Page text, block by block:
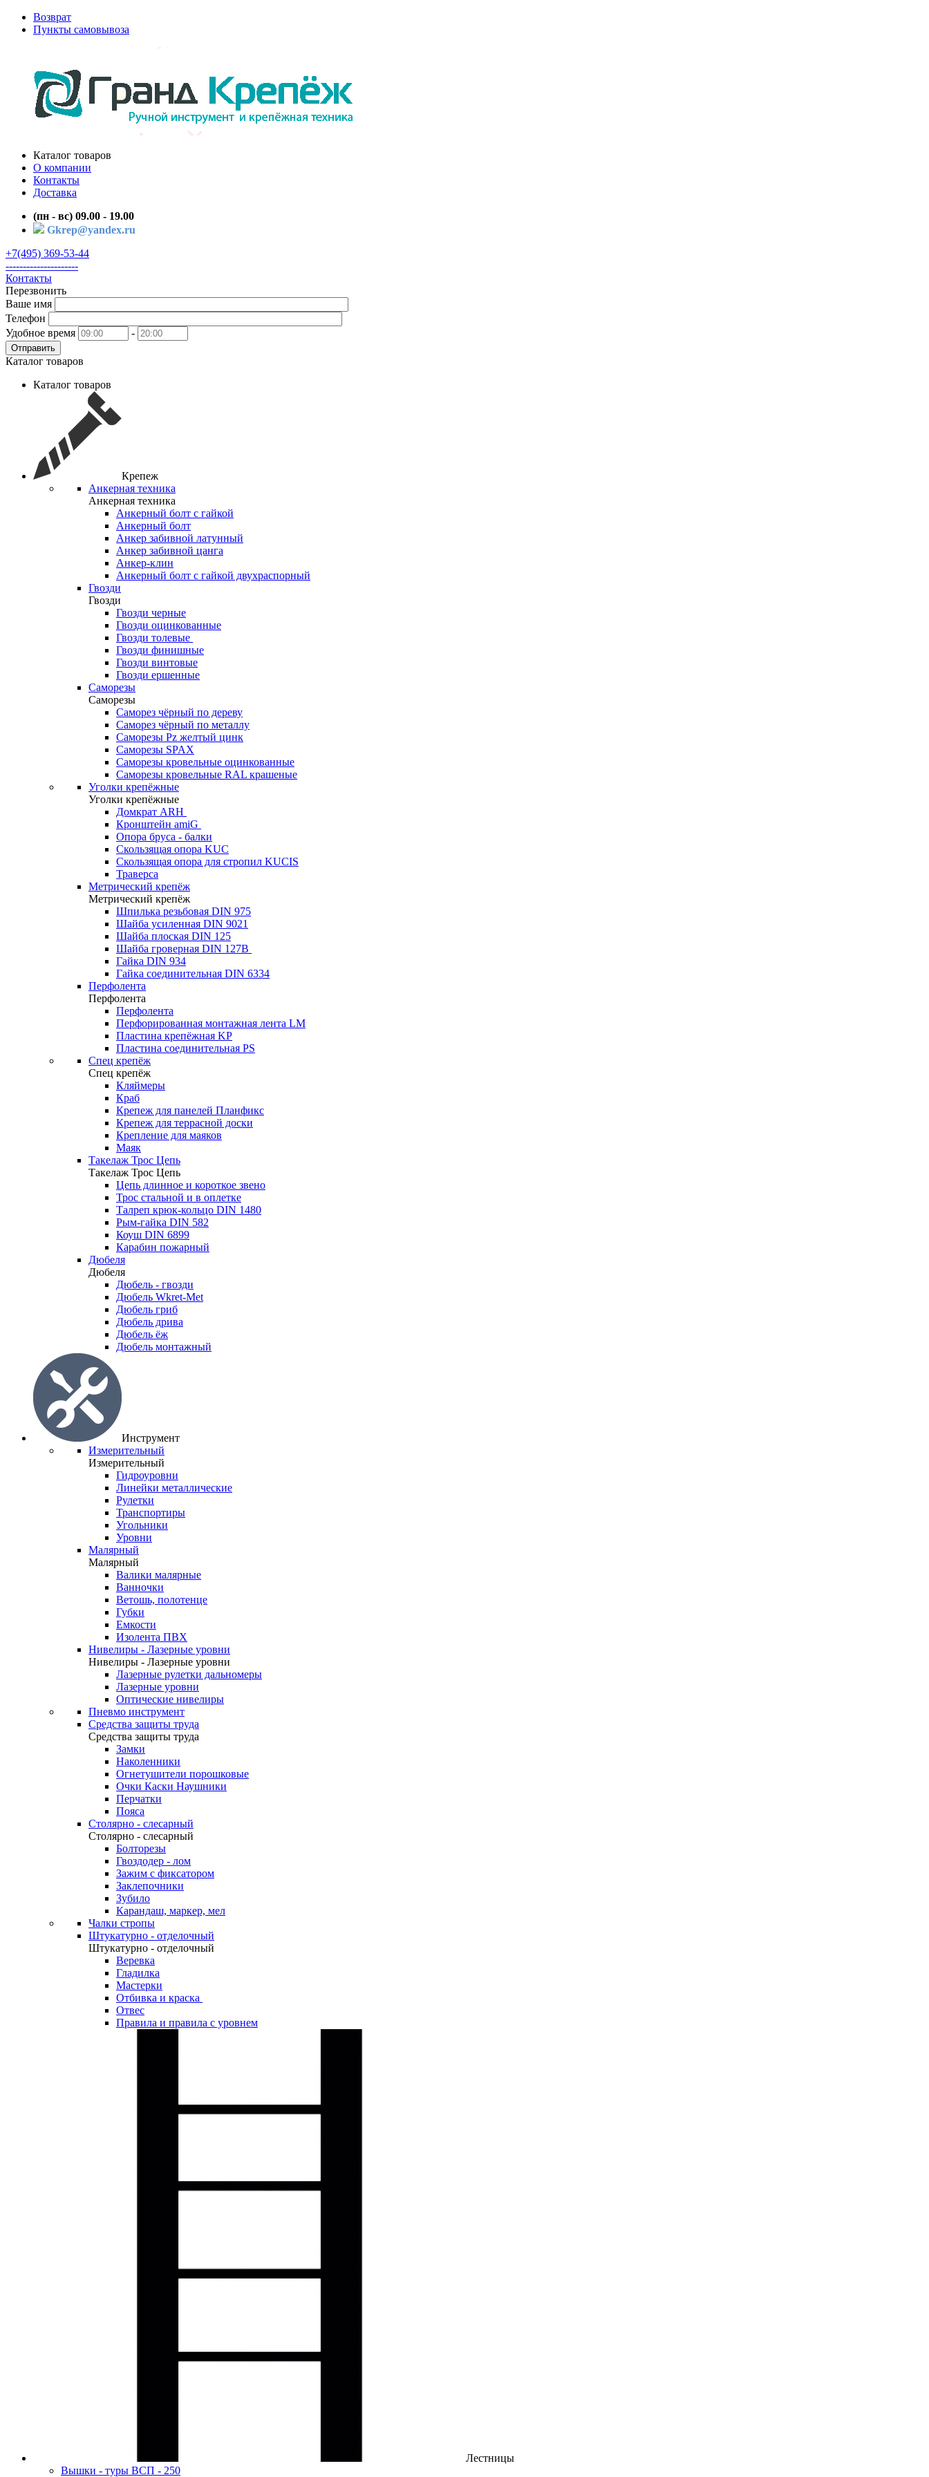
Возврат
Пункты самовывоза
Каталог товаров
О компании
Контакты
Доставка
(пн - вс) 09.00 - 19.00
Gkrep@yandex.ru
+7(495) 369-53-44
---------------------
Контакты
Перезвонить
Ваше имя
Телефон
Удобное время
-
Отправить
Каталог товаров
Каталог товаров
Крепеж
Анкерная техника
Анкерная техника
Анкерный болт с гайкой
Анкерный болт
Анкер забивной латунный
Анкер забивной цанга
Анкер-клин
Анкерный болт с гайкой двухраспорный
Гвозди
Гвозди
Гвозди черные
Гвозди оцинкованные
Гвозди толевые
Гвозди финишные
Гвозди винтовые
Гвозди ершенные
Саморезы
Саморезы
Саморез чёрный по дереву
Саморез чёрный по металлу
Саморезы Pz желтый цинк
Саморезы SPAX
Саморезы кровельные оцинкованные
Саморезы кровельные RAL крашеные
Уголки крепёжные
Уголки крепёжные
Домкрат ARH
Кронштейн amiG
Опора бруса - балки
Скользящая опора KUC
Скользящая опора для стропил KUCIS
Траверса
Метрический крепёж
Метрический крепёж
Шпилька резьбовая DIN 975
Шайба усиленная DIN 9021
Шайба плоская DIN 125
Шайба гроверная DIN 127B
Гайка DIN 934
Гайка соединительная DIN 6334
Перфолента
Перфолента
Перфолента
Перфорированная монтажная лента LM
Пластина крепёжная KP
Пластина соединительная PS
Спец крепёж
Спец крепёж
Кляймеры
Краб
Крепеж для панелей Планфикс
Крепеж для террасной доски
Крепление для маяков
Маяк
Такелаж Трос Цепь
Такелаж Трос Цепь
Цепь длинное и короткое звено
Трос стальной и в оплетке
Талреп крюк-кольцо DIN 1480
Рым-гайка DIN 582
Коуш DIN 6899
Карабин пожарный
Дюбеля
Дюбеля
Дюбель - гвозди
Дюбель Wkret-Met
Дюбель гриб
Дюбель дрива
Дюбель ёж
Дюбель монтажный
Инструмент
Измерительный
Измерительный
Гидроуровни
Линейки металлические
Рулетки
Транспортиры
Угольники
Уровни
Малярный
Малярный
Валики малярные
Ванночки
Ветошь, полотенце
Губки
Емкости
Изолента ПВХ
Нивелиры - Лазерные уровни
Нивелиры - Лазерные уровни
Лазерные рулетки дальномеры
Лазерные уровни
Оптические нивелиры
Пневмо инструмент
Средства защиты труда
Средства защиты труда
Замки
Наколенники
Огнетушители порошковые
Очки Каски Наушники
Перчатки
Пояса
Столярно - слесарный
Столярно - слесарный
Болторезы
Гвоздодер - лом
Зажим с фиксатором
Заклепочники
Зубило
Карандаш, маркер, мел
Чалки стропы
Штукатурно - отделочный
Штукатурно - отделочный
Веревка
Гладилка
Мастерки
Отбивка и краска
Отвес
Правила и правила с уровнем
Лестницы
Вышки - туры ВСП - 250